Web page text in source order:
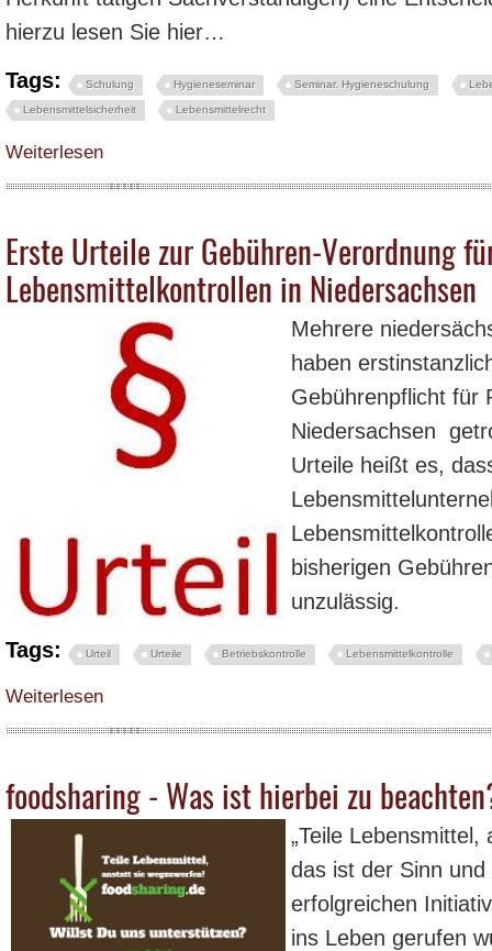
hierzu lesen Sie hier…
Tags:
Schulung Hygieneseminar Seminar. Hygieneschulung
Lebensmittelsicherheit Lebensmittelrecht
Weiterlesen
Erste Urteile zur Gebühren-Verordnung
Lebensmittelkontrollen in Niedersachsen
Mehrere
haben
Gebührenpflicht für
Niedersachsen
Urteile heißt es,
bisherigen
unzulässig.
Tags:
Urteil Urteile Betriebskontrolle Lebensmittelkontrolle
Weiterlesen
foodsharing - Was ist hierbei zu
„Teile Lebensmittel,
das ist der Sinn
erfolgreichen
ins Leben gerufen